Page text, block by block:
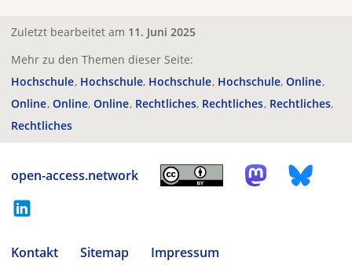
Zuletzt bearbeitet am 11. Juni 2025
Mehr zu den Themen dieser Seite:
Hochschule Hochschule Hochschule Hochschule Online
Online Online Online Rechtliches Rechtliches Rechtliches
Rechtliches
open-access.network
Kontakt Sitemap
Impressum